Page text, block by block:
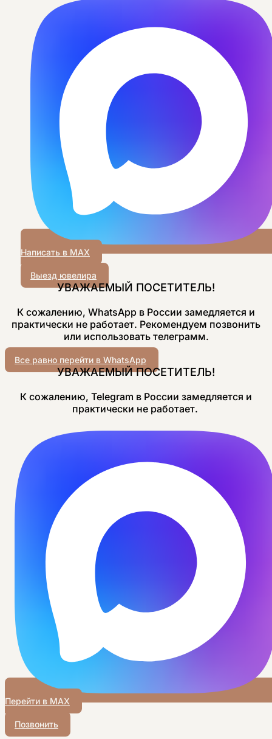
Написать в MAX
Выезд ювелира
УВАЖАЕМЫЙ ПОСЕТИТЕЛЬ!
К сожалению, WhatsApp в России замедляется и
практически не работает. Рекомендуем позвонить
или использовать телеграмм.
Все равно перейти в WhatsApp
УВАЖАЕМЫЙ ПОСЕТИТЕЛЬ!
К сожалению, Telegram в России замедляется и
практически не работает.
Перейти в MAX
Позвонить